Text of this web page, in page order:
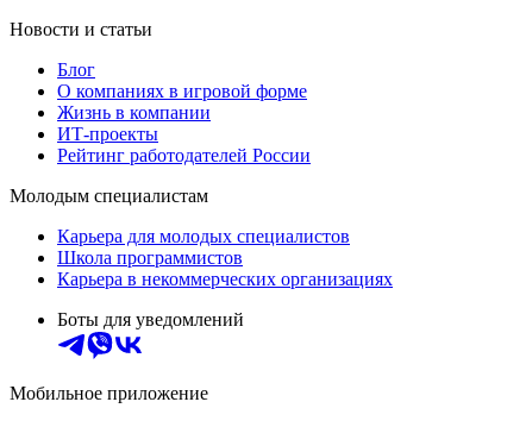
Новости и статьи
Блог
О компаниях в игровой форме
Жизнь в компании
ИТ-проекты
Рейтинг работодателей России
Молодым специалистам
Карьера для молодых специалистов
Школа программистов
Карьера в некоммерческих организациях
Боты для уведомлений
Мобильное приложение